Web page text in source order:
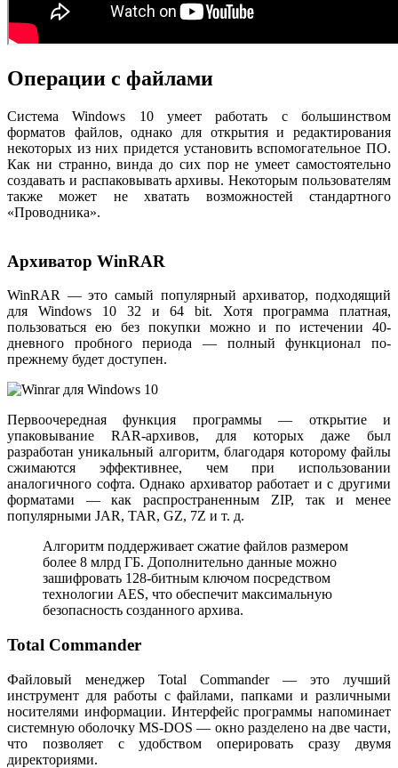
Операции с файлами
Система Windows 10 умеет работать с большинством
форматов файлов, однако для открытия и редактирования
некоторых из них придется установить вспомогательное ПО.
Как ни странно, винда до сих пор не умеет самостоятельно
создавать и распаковывать архивы. Некоторым пользователям
также может не хватать возможностей стандартного
«Проводника».
Архиватор WinRAR
WinRAR — это самый популярный архиватор, подходящий
для Windows 10 32 и 64 bit. Хотя программа платная,
пользоваться ею без покупки можно и по истечении 40-
дневного пробного периода — полный функционал по-
прежнему будет доступен.
Первоочередная функция программы — открытие и
упаковывание RAR-архивов, для которых даже был
разработан уникальный алгоритм, благодаря которому файлы
сжимаются эффективнее, чем при использовании
аналогичного софта. Однако архиватор работает и с другими
форматами — как распространенным ZIP, так и менее
популярными JAR, TAR, GZ, 7Z и т. д.
Алгоритм поддерживает сжатие файлов размером
более 8 млрд ГБ. Дополнительно данные можно
зашифровать 128-битным ключом посредством
технологии AES, что обеспечит максимальную
безопасность созданного архива.
Total Commander
Файловый менеджер Total Commander — это лучший
инструмент для работы с файлами, папками и различными
носителями информации. Интерфейс программы напоминает
системную оболочку MS-DOS — окно разделено на две части,
что позволяет с удобством оперировать сразу двумя
директориями.